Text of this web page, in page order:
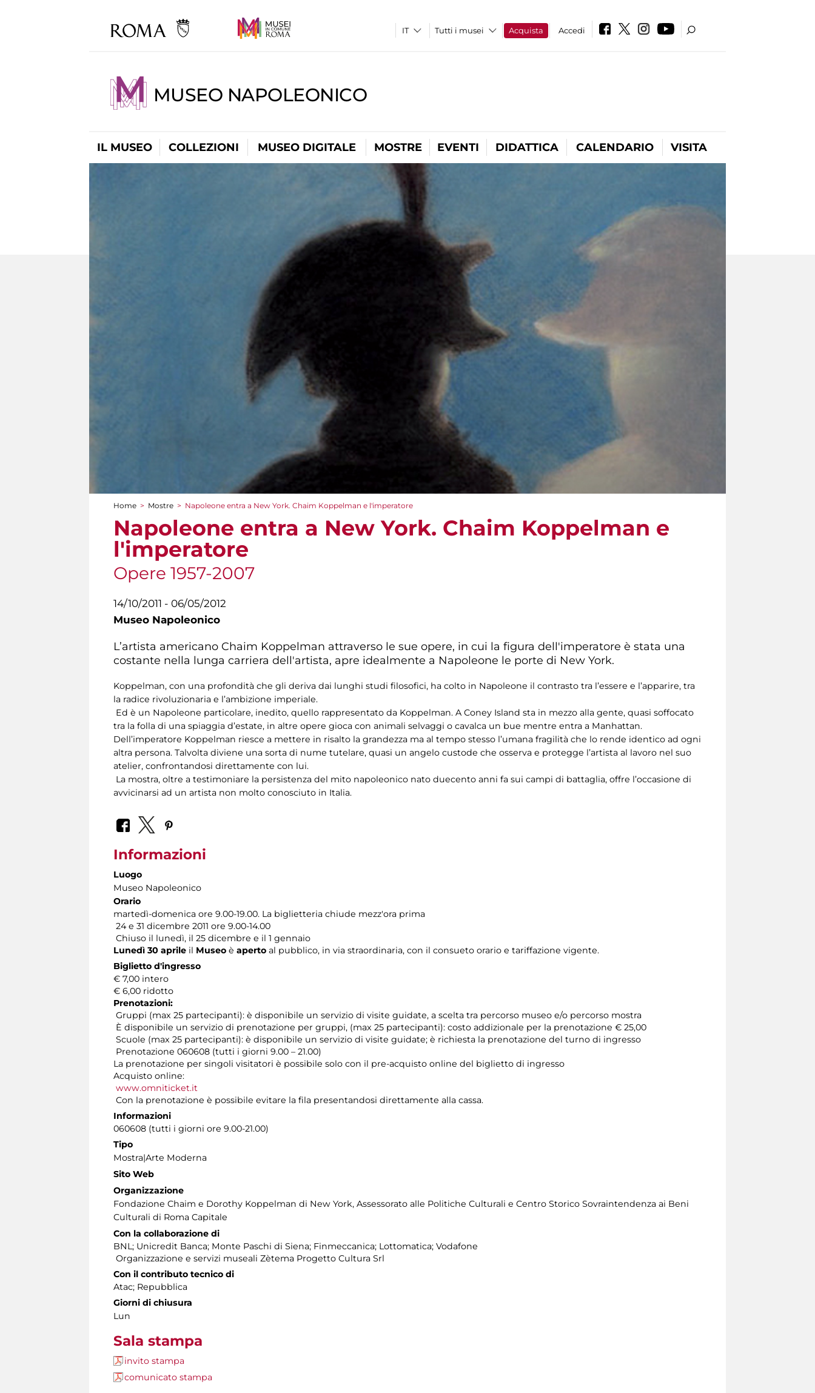
Tutti i musei Acquista Accedi
MUSEO NAPOLEONICO
IL MUSEO COLLEZIONI MUSEO DIGITALE MOSTRE EVENTI DIDATTICA CALENDARIO VISITA
Tu sei qui
Home > Mostre > Napoleone entra a New York. Chaim Koppelman e l'imperatore
Napoleone entra a New York. Chaim Koppelman e
l'imperatore
Opere 1957-2007
14/10/2011 - 06/05/2012
Museo Napoleonico
L’artista americano Chaim Koppelman attraverso le sue opere, in cui la figura dell'imperatore è stata una
costante nella lunga carriera dell'artista, apre idealmente a Napoleone le porte di New York.
Koppelman, con una profondità che gli deriva dai lunghi studi filosofici, ha colto in Napoleone il contrasto tra l’essere e l’apparire, tra
la radice rivoluzionaria e l’ambizione imperiale.
Ed è un Napoleone particolare, inedito, quello rappresentato da Koppelman. A Coney Island sta in mezzo alla gente, quasi soffocato
tra la folla di una spiaggia d’estate, in altre opere gioca con animali selvaggi o cavalca un bue mentre entra a Manhattan.
Dell’imperatore Koppelman riesce a mettere in risalto la grandezza ma al tempo stesso l’umana fragilità che lo rende identico ad ogni
altra persona. Talvolta diviene una sorta di nume tutelare, quasi un angelo custode che osserva e protegge l’artista al lavoro nel suo
atelier, confrontandosi direttamente con lui.
La mostra, oltre a testimoniare la persistenza del mito napoleonico nato duecento anni fa sui campi di battaglia, offre l’occasione di
avvicinarsi ad un artista non molto conosciuto in Italia.
Informazioni
Luogo
Museo Napoleonico
Orario
martedì-domenica ore 9.00-19.00. La biglietteria chiude mezz'ora prima
24 e 31 dicembre 2011 ore 9.00-14.00
Chiuso il lunedì, il 25 dicembre e il 1 gennaio
Lunedì 30 aprile il Museo è aperto al pubblico, in via straordinaria, con il consueto orario e tariffazione vigente.
Biglietto d'ingresso
€ 7,00 intero
€ 6,00 ridotto
Prenotazioni:
Gruppi (max 25 partecipanti): è disponibile un servizio di visite guidate, a scelta tra percorso museo e/o percorso mostra
È disponibile un servizio di prenotazione per gruppi, (max 25 partecipanti): costo addizionale per la prenotazione € 25,00
Scuole (max 25 partecipanti): è disponibile un servizio di visite guidate; è richiesta la prenotazione del turno di ingresso
Prenotazione 060608 (tutti i giorni 9.00 – 21.00)
La prenotazione per singoli visitatori è possibile solo con il pre-acquisto online del biglietto di ingresso
Acquisto online:
www.omniticket.it
Con la prenotazione è possibile evitare la fila presentandosi direttamente alla cassa.
Informazioni
060608 (tutti i giorni ore 9.00-21.00)
Tipo
Mostra|Arte Moderna
Sito Web
Organizzazione
Fondazione Chaim e Dorothy Koppelman di New York, Assessorato alle Politiche Culturali e Centro Storico Sovraintendenza ai Beni
Culturali di Roma Capitale
Con la collaborazione di
BNL; Unicredit Banca; Monte Paschi di Siena; Finmeccanica; Lottomatica; Vodafone
Organizzazione e servizi museali Zètema Progetto Cultura Srl
Con il contributo tecnico di
Atac; Repubblica
Giorni di chiusura
Lun
Sala stampa
invito stampa
comunicato stampa